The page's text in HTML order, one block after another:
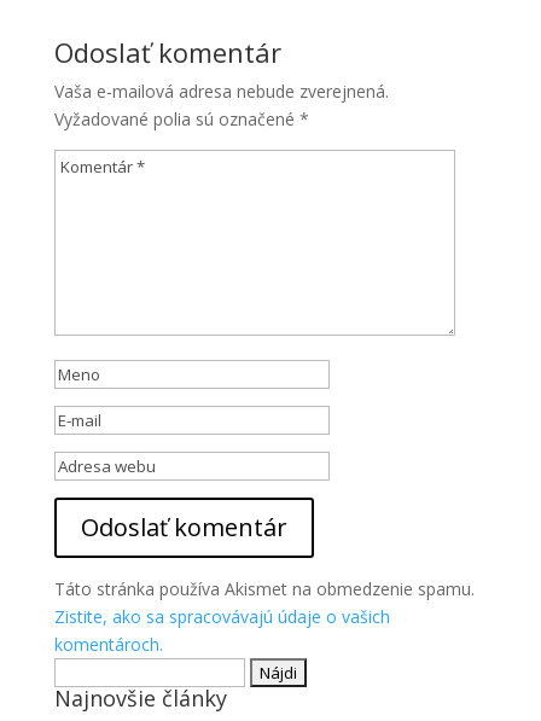
Odoslať komentár
Vaša e-mailová adresa nebude zverejnená.
Vyžadované polia sú označené *
Táto stránka používa Akismet na obmedzenie spamu.
Zistite, ako sa spracovávajú údaje o vašich
komentároch.
Najnovšie články